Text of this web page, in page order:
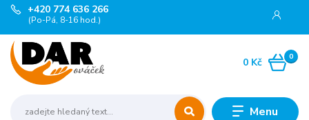
Menu
+420 774 636 266
(Po-Pá, 8-16 hod.)
0
0 Kč